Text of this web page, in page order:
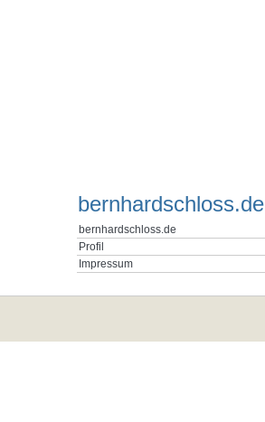
bernhardschloss.de
bernhardschloss.de
Profil
Impressum